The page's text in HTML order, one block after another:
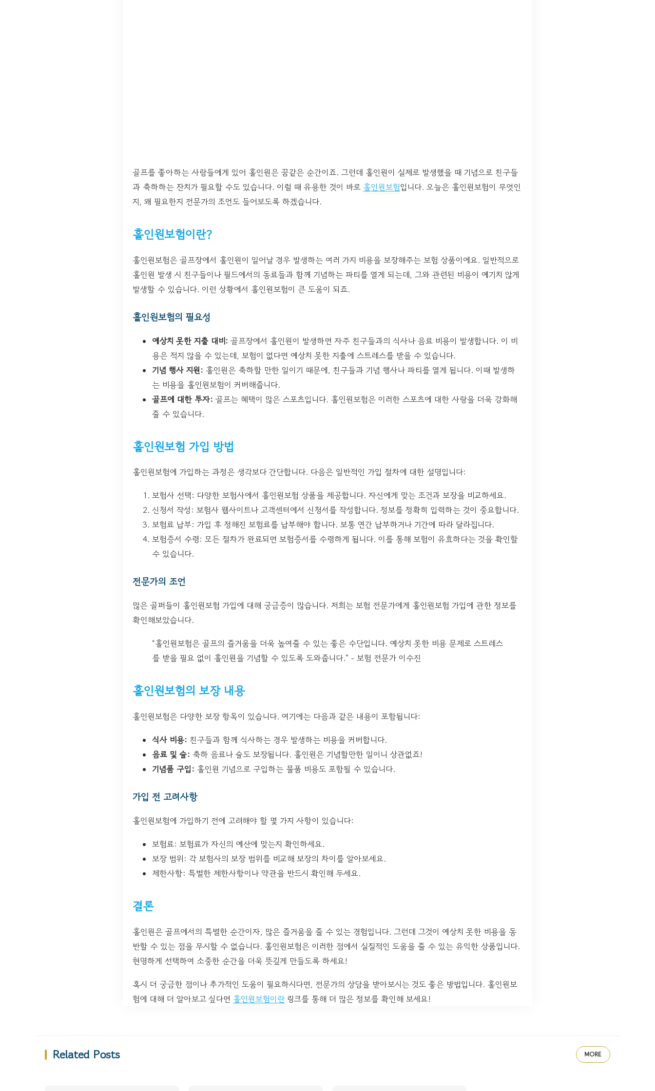
골프를 좋아하는 사람들에게 있어 홀인원은 꿈같은 순간이죠. 그런데 홀인원이 실제로 발생했을 때 기념으로 친구들
과 축하하는 잔치가 필요할 수도 있습니다. 이럴 때 유용한 것이 바로 홀인원보험입니다. 오늘은 홀인원보험이 무엇인
지, 왜 필요한지 전문가의 조언도 들어보도록 하겠습니다.
홀인원보험이란?
홀인원보험은 골프장에서 홀인원이 일어날 경우 발생하는 여러 가지 비용을 보장해주는 보험 상품이에요. 일반적으로
홀인원 발생 시 친구들이나 필드에서의 동료들과 함께 기념하는 파티를 열게 되는데, 그와 관련된 비용이 예기치 않게
발생할 수 있습니다. 이런 상황에서 홀인원보험이 큰 도움이 되죠.
홀인원보험의 필요성
예상치 못한 지출 대비: 골프장에서 홀인원이 발생하면 자주 친구들과의 식사나 음료 비용이 발생합니다. 이 비
용은 적지 않을 수 있는데, 보험이 없다면 예상치 못한 지출에 스트레스를 받을 수 있습니다.
기념 행사 지원: 홀인원은 축하할 만한 일이기 때문에, 친구들과 기념 행사나 파티를 열게 됩니다. 이때 발생하
는 비용을 홀인원보험이 커버해줍니다.
골프에 대한 투자: 골프는 혜택이 많은 스포츠입니다. 홀인원보험은 이러한 스포츠에 대한 사랑을 더욱 강화해
줄 수 있습니다.
홀인원보험 가입 방법
홀인원보험에 가입하는 과정은 생각보다 간단합니다. 다음은 일반적인 가입 절차에 대한 설명입니다:
보험사 선택: 다양한 보험사에서 홀인원보험 상품을 제공합니다. 자신에게 맞는 조건과 보장을 비교하세요.
신청서 작성: 보험사 웹사이트나 고객센터에서 신청서를 작성합니다. 정보를 정확히 입력하는 것이 중요합니다.
보험료 납부: 가입 후 정해진 보험료를 납부해야 합니다. 보통 연간 납부하거나 기간에 따라 달라집니다.
보험증서 수령: 모든 절차가 완료되면 보험증서를 수령하게 됩니다. 이를 통해 보험이 유효하다는 것을 확인할
수 있습니다.
전문가의 조언
많은 골퍼들이 홀인원보험 가입에 대해 궁금증이 많습니다. 저희는 보험 전문가에게 홀인원보험 가입에 관한 정보를
확인해보았습니다.
“홀인원보험은 골프의 즐거움을 더욱 높여줄 수 있는 좋은 수단입니다. 예상치 못한 비용 문제로 스트레스
를 받을 필요 없이 홀인원을 기념할 수 있도록 도와줍니다." - 보험 전문가 이수진
홀인원보험의 보장 내용
홀인원보험은 다양한 보장 항목이 있습니다. 여기에는 다음과 같은 내용이 포함됩니다:
식사 비용: 친구들과 함께 식사하는 경우 발생하는 비용을 커버합니다.
음료 및 술: 축하 음료나 술도 보장됩니다. 홀인원은 기념할만한 일이니 상관없죠!
기념품 구입: 홀인원 기념으로 구입하는 물품 비용도 포함될 수 있습니다.
가입 전 고려사항
홀인원보험에 가입하기 전에 고려해야 할 몇 가지 사항이 있습니다:
보험료: 보험료가 자신의 예산에 맞는지 확인하세요.
보장 범위: 각 보험사의 보장 범위를 비교해 보장의 차이를 알아보세요.
제한사항: 특별한 제한사항이나 약관을 반드시 확인해 두세요.
결론
홀인원은 골프에서의 특별한 순간이자, 많은 즐거움을 줄 수 있는 경험입니다. 그런데 그것이 예상치 못한 비용을 동
반할 수 있는 점을 무시할 수 없습니다. 홀인원보험은 이러한 점에서 실질적인 도움을 줄 수 있는 유익한 상품입니다.
현명하게 선택하여 소중한 순간을 더욱 뜻깊게 만들도록 하세요!
혹시 더 궁금한 점이나 추가적인 도움이 필요하시다면, 전문가의 상담을 받아보시는 것도 좋은 방법입니다. 홀인원보
험에 대해 더 알아보고 싶다면 홀인원보험이란 링크를 통해 더 많은 정보를 확인해 보세요!
Related Posts MORE